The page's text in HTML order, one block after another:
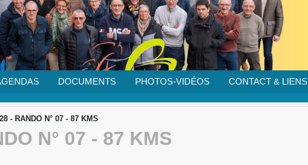
DOCUMENTS PHOTOS-VIDÉOS CONTACT & LIENS
- RANDO N° 07 - 87 KMS
N° 07 - 87 KMS